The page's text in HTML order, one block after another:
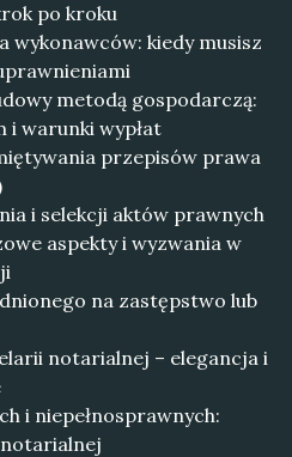
po kroku
wykonawców: kiedy musisz
metodą gospodarczą:
i warunki wypłat
przepisów prawa
i selekcji aktów prawnych
aspekty i wyzwania w
na zastępstwo lub
notarialnej – elegancja i
i niepełnosprawnych: